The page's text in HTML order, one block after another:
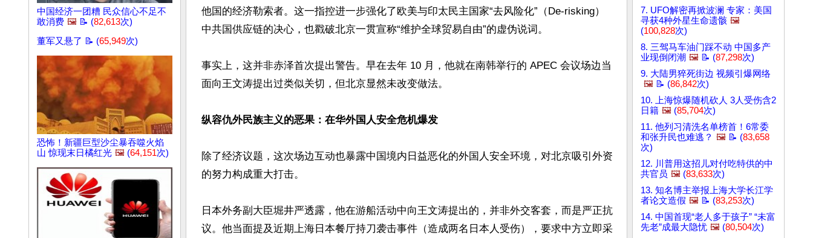
中国经济一团糟 民众信心不足不
敢消费 🖼️ 📝 (82,613次)
董军又悬了 📝 (65,949次)
恐怖！新疆巨型沙尘暴吞噬火焰
山 惊现末日橘红光 🖼️ (64,151次)
他国的经济勒索者。这一指控进一步强化了欧美与印太民主国家“去风险化”（De-risking）
中共国供应链的决心，也戳破北京一贯宣称“维护全球贸易自由”的虚伪说词。
事实上，这并非赤泽首次提出警告。早在去年 10 月，他就在南韩举行的 APEC 会议场边当
面向王文涛提出过类似关切，但北京显然未改变做法。
纵容仇外民族主义的恶果：在华外国人安全危机爆发
除了经济议题，这次场边互动也暴露中国境内日益恶化的外国人安全环境，对北京吸引外资
的努力构成重大打击。
日本外务副大臣堀井严透露，他在游船活动中向王文涛提出的，并非外交客套，而是严正抗
议。他当面提及近期上海日本餐厅持刀袭击事件（造成两名日本人受伤），要求中方立即采
7. UFO解密再掀波澜 专家：美国
寻获4种外星生命遗骸 🖼️
(100,828次)
8. 三驾马车油门踩不动 中国多产
业现倒闭潮 🖼️ 📝 (87,298次)
9. 大陆男猝死街边 视频引爆网络
🖼️ 📝 (86,842次)
10. 上海惊爆随机砍人 3人受伤含2
日籍 🖼️ (85,704次)
11. 他列习清洗名单榜首！6常委
和张升民也难逃？ 🖼️ 📝 (83,658
次)
12. 川普用这招儿对付吃特供的中
共官员 🖼️ (83,633次)
13. 知名博主举报上海大学长江学
者论文造假 🖼️ 📝 (83,253次)
14. 中国首现“老人多于孩子” “未富
先老”成最大隐忧 🖼️ (80,504次)